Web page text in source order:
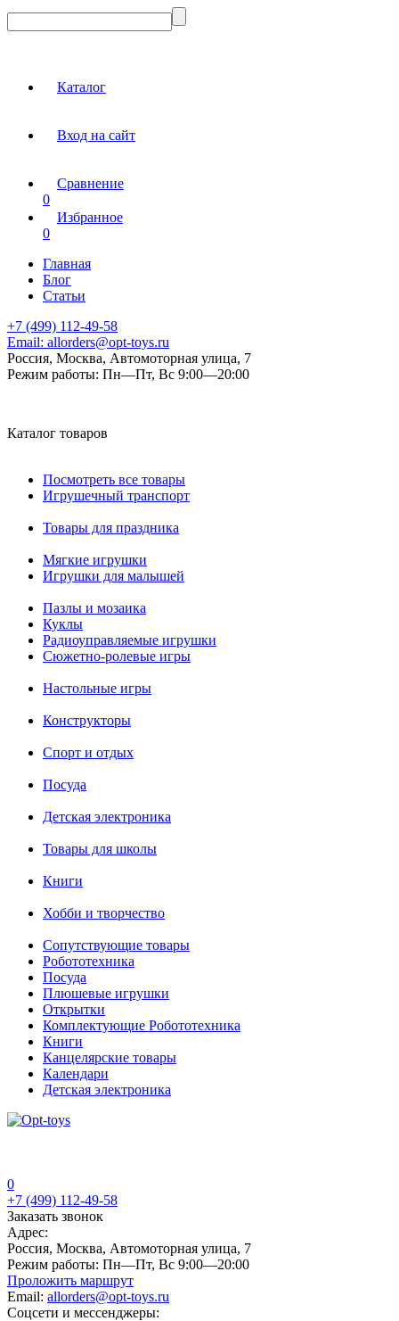
Каталог
Вход на сайт
Сравнение
0
Избранное
0
Главная
Блог
Статьи
+7 (499) 112-49-58
Email: allorders@opt-toys.ru
Россия, Москва, Автомоторная улица, 7
Режим работы: Пн—Пт, Вс 9:00—20:00
Каталог товаров
Посмотреть все товары
Игрушечный транспорт
Товары для праздника
Мягкие игрушки
Игрушки для малышей
Пазлы и мозаика
Куклы
Радиоуправляемые игрушки
Сюжетно-ролевые игры
Настольные игры
Конструкторы
Спорт и отдых
Посуда
Детская электроника
Товары для школы
Книги
Хобби и творчество
Сопутствующие товары
Робототехника
Посуда
Плюшевые игрушки
Открытки
Комплектующие Робототехника
Книги
Канцелярские товары
Календари
Детская электроника
0
+7 (499) 112-49-58
Заказать звонок
Адрес:
Россия, Москва, Автомоторная улица, 7
Режим работы: Пн—Пт, Вс 9:00—20:00
Проложить маршрут
Email: allorders@opt-toys.ru
Соцсети и мессенджеры: